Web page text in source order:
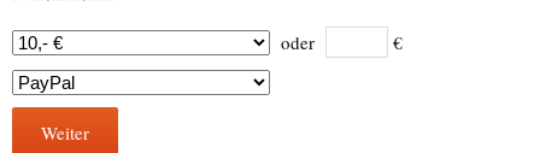
oder €
Weiter